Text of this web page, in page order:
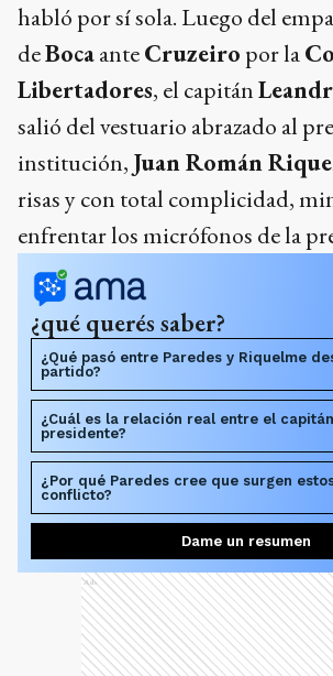
habló por sí sola. Luego del
deBocaanteCruzeiro por la
Libertadores, el capitán
salió del vestuario abrazado al
institución, Juan Román
risas y con total complicidad,
enfrentar los micrófonos de la
¿qué querés saber?
¿Qué pasó entre Paredes y Riquelme
partido?
¿Cuál es la relación real entre el
presidente?
¿Por qué Paredes cree que surgen
conflicto?
Dame un resumen
Ads